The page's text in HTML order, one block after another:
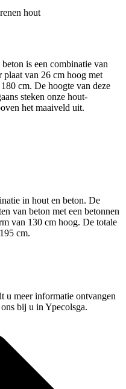
is een combinatie van
plaat van 26 cm hoog met
cm. De hoogte van deze
steken onze hout-
het maaiveld uit.
in hout en beton. De
van beton met een betonnen
van 130 cm hoog. De totale
cm.
u meer informatie ontvangen
bij u in Ypecolsga.